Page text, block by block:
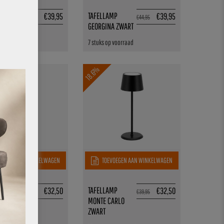
€39,95 €44,95 €39,95
7 stuks op voorraad
TAFELLAMP
GEORGINA ZWART
AAN WINKELWAGEN
€32,50
WIT
18.6%
TOEVOEGEN AAN WINKELWAGEN
€39,95 €32,50
TAFELLAMP
MONTE CARLO
ZWART